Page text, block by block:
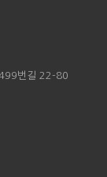
번길 22-80